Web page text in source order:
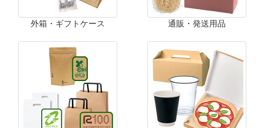
外箱・ギフトケース 通販・発送用品